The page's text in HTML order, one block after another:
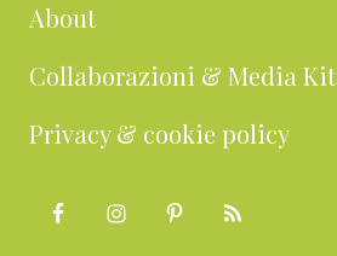
About
Collaborazioni & Media Kit
Privacy & cookie policy